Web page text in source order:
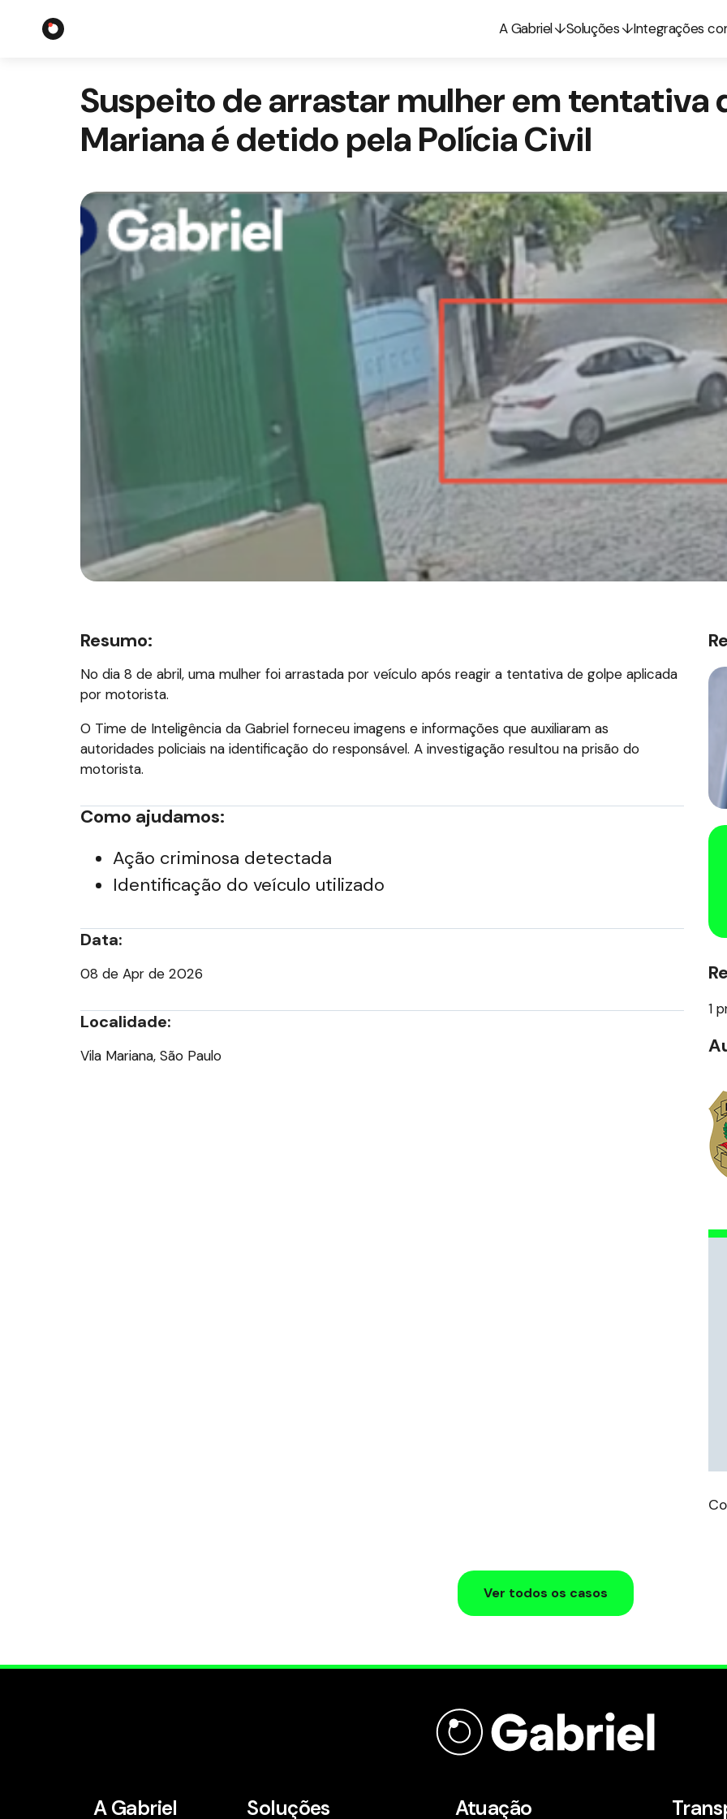
A Gabriel Soluções Integrações
Suspeito de arrastar mulher em tentativa
Mariana é detido pela Polícia Civil
Resumo:
No dia 8 de abril, uma mulher foi arrastada por veículo após reagir a tentativa de golpe aplicada
por motorista.
O Time de Inteligência da Gabriel forneceu imagens e informações que auxiliaram as
autoridades policiais na identificação do responsável. A investigação resultou na prisão do
motorista.
Como ajudamos:
Ação criminosa detectada
Identificação do veículo utilizado
Data:
08 de Apr de 2026
Localidade:
Vila Mariana, São Paulo
1
Ver todos os casos
A Gabriel Soluções Atuação